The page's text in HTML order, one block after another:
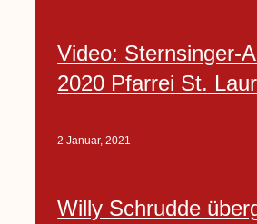
Video: Sternsinger-
2020 Pfarrei St.
2 Januar, 2021
Willy Schrudde